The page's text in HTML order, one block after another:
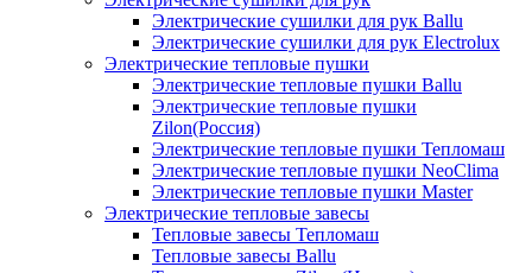
Электрические сушилки для рук Ballu
Электрические сушилки для рук Electrolux
Электрические тепловые пушки
Электрические тепловые пушки Ballu
Электрические тепловые пушки
Zilon(Россия)
Электрические тепловые пушки Тепломаш
Электрические тепловые пушки NeoClima
Электрические тепловые пушки Master
Электрические тепловые завесы
Тепловые завесы Тепломаш
Тепловые завесы Ballu